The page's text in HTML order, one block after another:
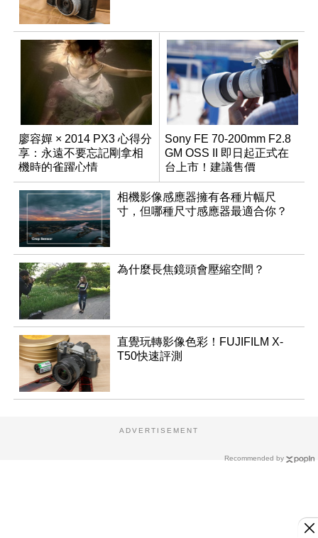
廖容嬋 × 2014 PX3 心得分
享：永遠不要忘記剛拿相
機時的雀躍心情
Sony FE 70-200mm F2.8
GM OSS II 即日起正式在
台上市！建議售價
NT$76,980
相機影像感應器擁有各種片幅尺
寸，但哪種尺寸感應器最適合你？
為什麼長焦鏡頭會壓縮空間？
直覺玩轉影像色彩！FUJIFILM X-
T50快速評測
Recommended by
ADVERTISEMENT